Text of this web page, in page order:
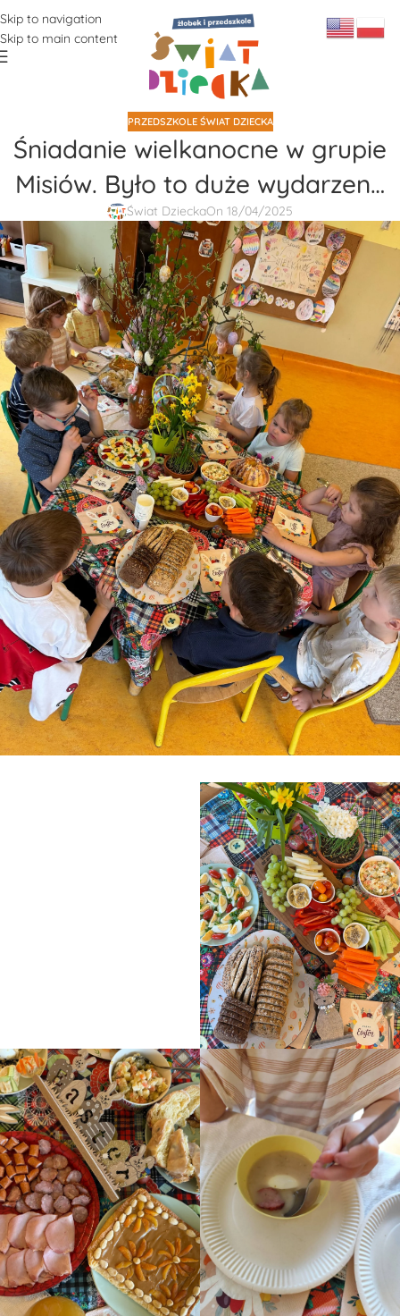
Skip to navigation
Skip to main content
PRZEDSZKOLE ŚWIAT DZIECKA
Śniadanie wielkanocne w grupie
Misiów. Było to duże wydarzen…
Świat DzieckaOn 18/04/2025